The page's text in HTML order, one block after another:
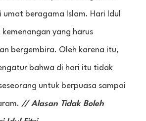
umat beragama Islam. Hari Idul
yang harus
bergembira. Oleh karena itu,
bahwa di hari itu tidak
untuk berpuasa sampai
// Alasan Tidak Boleh